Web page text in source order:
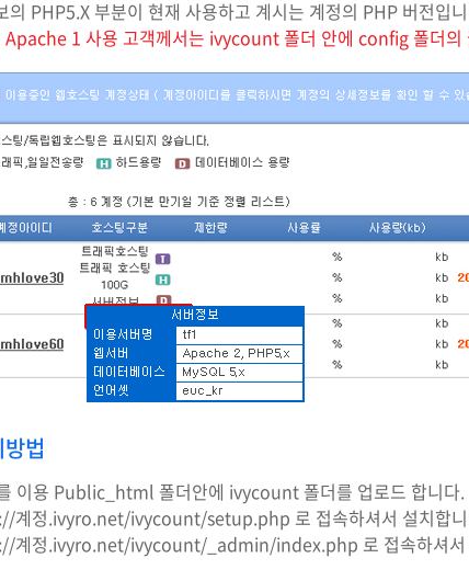
의 PHP5.X 부분이 현재 사용하고 계시는 계정의 PHP 버전입
Apache 1 사용 고객께서는 ivycount 폴더 안에 config 폴더의
법
이용 Public_html 폴더안에 ivycount 폴더를 업로드 합니다.
계정.ivyro.net/ivycount/setup.php 로 접속하셔서 설치합
계정.ivyro.net/ivycount/_admin/index.php 로 접속하셔서